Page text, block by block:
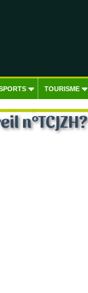
TOURISME
n°TCJZH?